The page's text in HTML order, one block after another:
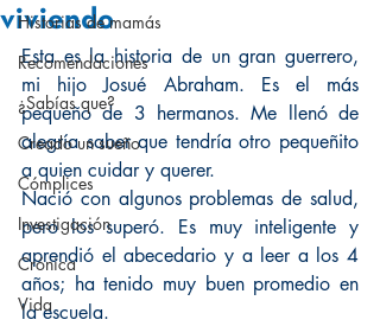
Historias de mamás
Recomendaciones
¿Sabías que?
Creado un sueño
Cómplices
Investigación
Crónica
Vida
viviendo
Esta es la historia de un gran guerrero,
mi hijo Josué Abraham. Es el más
pequeño de 3 hermanos. Me llenó de
alegría saber que tendría otro pequeñito
a quien cuidar y querer.
Nació con algunos problemas de salud,
pero los superó. Es muy inteligente y
aprendió el abecedario y a leer a los 4
años; ha tenido muy buen promedio en
la escuela.